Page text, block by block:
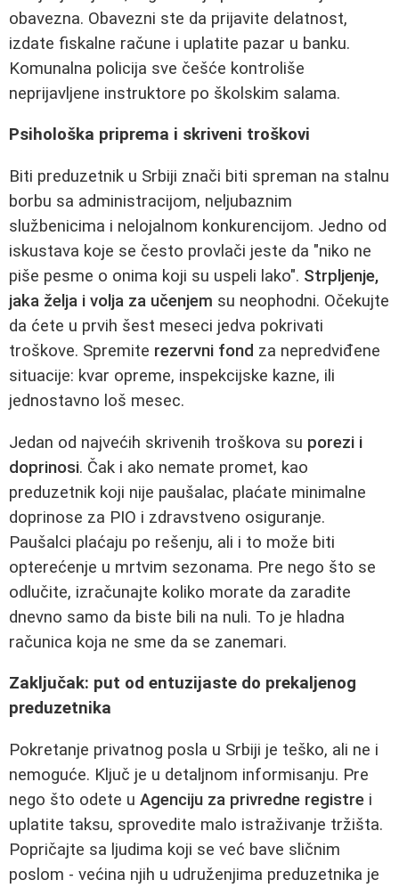
obavezna. Obavezni ste da prijavite delatnost,
izdate fiskalne račune i uplatite pazar u banku.
Komunalna policija sve češće kontroliše
neprijavljene instruktore po školskim salama.
Psihološka priprema i skriveni troškovi
Biti preduzetnik u Srbiji znači biti spreman na stalnu
borbu sa administracijom, neljubaznim
službenicima i nelojalnom konkurencijom. Jedno od
iskustava koje se često provlači jeste da "niko ne
piše pesme o onima koji su uspeli lako". Strpljenje,
jaka želja i volja za učenjem su neophodni. Očekujte
da ćete u prvih šest meseci jedva pokrivati
troškove. Spremite rezervni fond za nepredviđene
situacije: kvar opreme, inspekcijske kazne, ili
jednostavno loš mesec.
Jedan od najvećih skrivenih troškova su porezi i
doprinosi. Čak i ako nemate promet, kao
preduzetnik koji nije paušalac, plaćate minimalne
doprinose za PIO i zdravstveno osiguranje.
Paušalci plaćaju po rešenju, ali i to može biti
opterećenje u mrtvim sezonama. Pre nego što se
odlučite, izračunajte koliko morate da zaradite
dnevno samo da biste bili na nuli. To je hladna
računica koja ne sme da se zanemari.
Zaključak: put od entuzijaste do prekaljenog
preduzetnika
Pokretanje privatnog posla u Srbiji je teško, ali ne i
nemoguće. Ključ je u detaljnom informisanju. Pre
nego što odete u Agenciju za privredne registre i
uplatite taksu, sprovedite malo istraživanje tržišta.
Popričajte sa ljudima koji se već bave sličnim
poslom - većina njih u udruženjima preduzetnika je